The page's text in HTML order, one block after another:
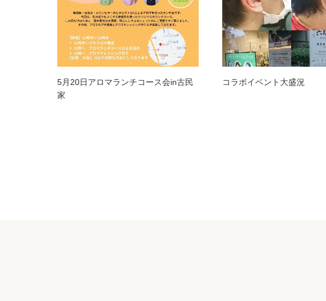
5月20日アロマランチコース会in古民
家
コラボイベント大盛況